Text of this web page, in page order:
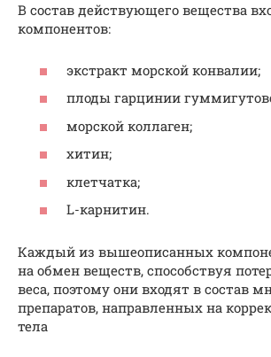
В состав действующего вещества
компонентов:
экстракт морской конвалии;
плоды гарцинии
морской коллаген;
хитин;
клетчатка;
L-карнитин.
Каждый из вышеописанных
на обмен веществ, способствуя
веса, поэтому они входят в состав
препаратов, направленных на
тела